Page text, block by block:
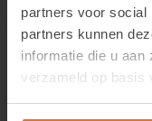
partners voor social
partners kunnen
informatie die u aan
verzameld op basis